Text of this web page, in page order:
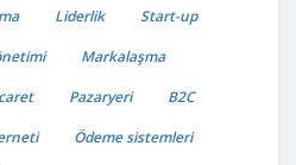
Liderlik
Start-up
Markalaşma
Pazaryeri
B2C
Ödeme sistemleri